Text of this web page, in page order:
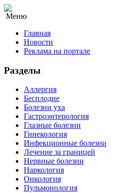
Меню
Главная
Новости
Реклама на портале
Разделы
Аллергия
Бесплодие
Болезни уха
Гастроэнтерология
Глазные болезни
Гинекология
Инфекционные болезни
Лечение за границей
Нервные болезни
Наркология
Онкология
Пульмонология